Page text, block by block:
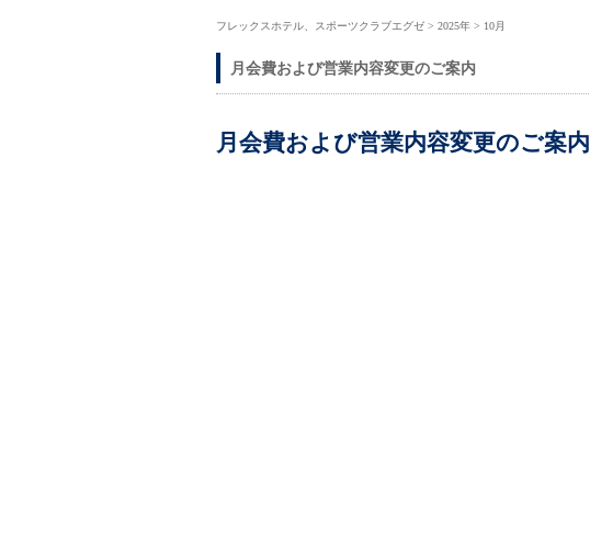
フレックスホテル、スポーツクラブエグゼ > 2025年 > 10月
月会費および営業内容変更のご案内
月会費および営業内容変更のご案内